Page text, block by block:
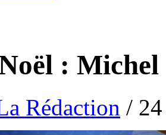
:
Rédaction /